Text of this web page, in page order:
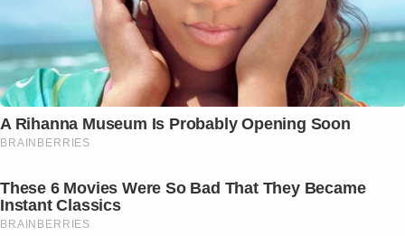
A Rihanna Museum Is Probably Opening Soon
BRAINBERRIES
These 6 Movies Were So Bad That They Became
Instant Classics
BRAINBERRIES